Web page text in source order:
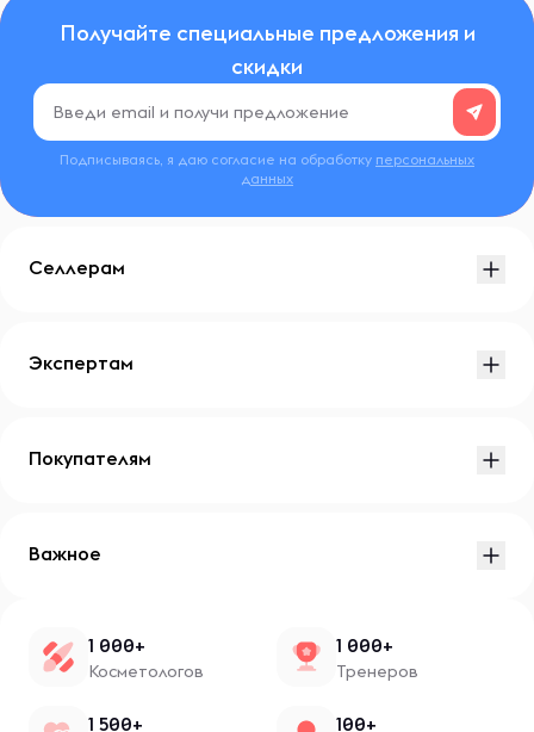
Получайте специальные предложения и
скидки
Подписываясь, я даю согласие на обработку персональных
данных
Селлерам
Экспертам
Покупателям
Важное
1 000+
Косметологов
1 000+
Тренеров
1 500+ 100+